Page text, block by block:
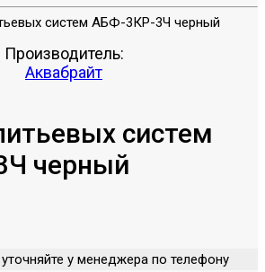
Производитель:
Аквабрайт
систем
черный
у менеджера по телефону